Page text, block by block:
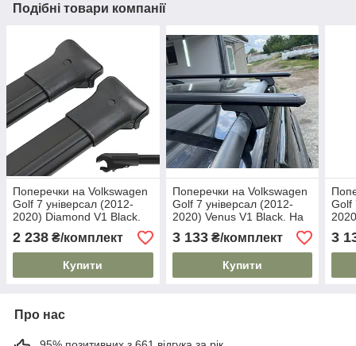
Подібні товари компанії
Поперечки на Volkswagen
Golf 7 універсал (2012-
2020) Diamond V1 Black.
На стандартні рейлінги.
Без замка. Чорні
2 238 ₴/комплект
Купити
Поперечки на Volkswagen
Golf 7 універсал (2012-
2020) Venus V1 Black. На
стандартні рейлінги. Без
замка. Чорні
3 133₴/комплект
Купити
Golf
3
Про нас